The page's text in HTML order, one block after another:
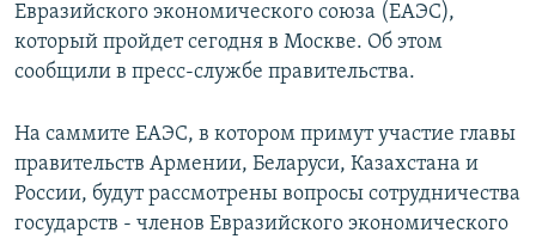
Евразийского экономического союза (ЕАЭС),
который пройдет сегодня в Москве. Об этом
сообщили в пресс-службе правительства.
На саммите ЕАЭС, в котором примут участие главы
правительств Армении, Беларуси, Казахстана и
России, будут рассмотрены вопросы сотрудничества
государств - членов Евразийского экономического